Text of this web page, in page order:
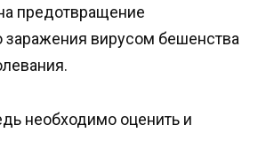
предотвращение
заражения вирусом бешенства
необходимо оценить и